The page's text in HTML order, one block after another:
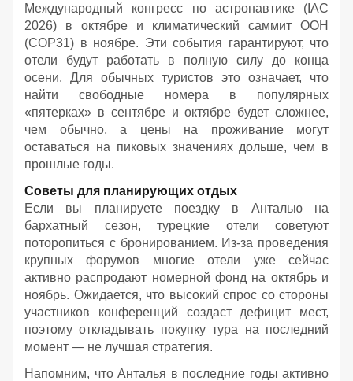
Международный конгресс по астронавтике (IAC
2026) в октябре и климатический саммит ООН
(COP31) в ноябре. Эти события гарантируют, что
отели будут работать в полную силу до конца
осени. Для обычных туристов это означает, что
найти свободные номера в популярных
«пятерках» в сентябре и октябре будет сложнее,
чем обычно, а цены на проживание могут
оставаться на пиковых значениях дольше, чем в
прошлые годы.
Советы для планирующих отдых
Если вы планируете поездку в Анталью на
бархатный сезон, турецкие отели советуют
поторопиться с бронированием. Из-за проведения
крупных форумов многие отели уже сейчас
активно распродают номерной фонд на октябрь и
ноябрь. Ожидается, что высокий спрос со стороны
участников конференций создаст дефицит мест,
поэтому откладывать покупку тура на последний
момент — не лучшая стратегия.
Напомним, что Анталья в последние годы активно